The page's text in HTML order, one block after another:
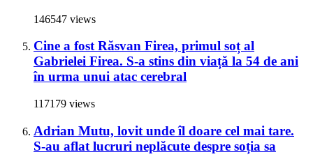
146547 views
Cine a fost Răsvan Firea, primul soț al
Gabrielei Firea. S-a stins din viață la 54 de ani
în urma unui atac cerebral
117179 views
Adrian Mutu, lovit unde îl doare cel mai tare.
S-au aflat lucruri neplăcute despre soția sa